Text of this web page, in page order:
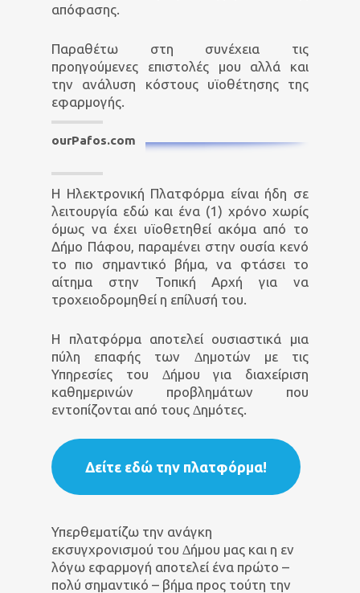
απόφασης.
Παραθέτω στη συνέχεια τις
προηγούµενες επιστολές µου αλλά και
την ανάλυση κόστους υϊοθέτησης της
εφαρµογής.
ourPafos.com
Η Ηλεκτρονική Πλατφόρμα είναι ήδη σε
λειτουργία εδώ και ένα (1) χρόνο χωρίς
όμως να έχει υϊοθετηθεί ακόμα από το
Δήμο Πάφου, παραμένει στην ουσία κενό
το πιο σημαντικό βήμα, να φτάσει το
αίτημα στην Τοπική Αρχή για να
τροχειοδρομηθεί η επίλυσή του.
Η πλατφόρµα αποτελεί ουσιαστικά µια
πύλη επαφής των ∆ηµοτών µε τις
Υπηρεσίες του ∆ήµου για διαχείριση
καθηµερινών προβληµάτων που
εντοπίζονται από τους ∆ηµότες.
Δείτε εδώ την πλατφόρμα!
Υπερθεµατίζω την ανάγκη
εκσυγχρονισµού του ∆ήµου µας και η εν
λόγω εφαρµογή αποτελεί ένα πρώτο –
πολύ σηµαντικό – βήµα προς τούτη την